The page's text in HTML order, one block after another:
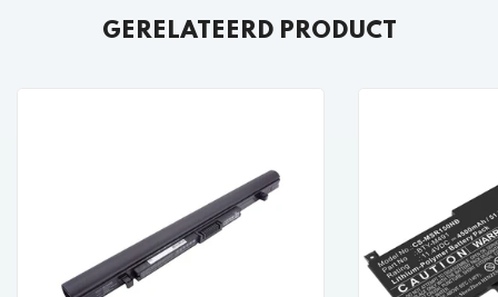
GERELATEERD PRODUCT